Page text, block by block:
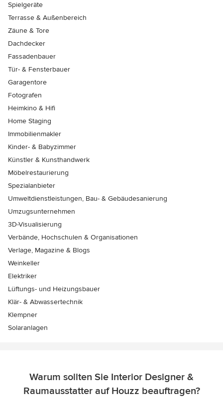
Spielgeräte
Terrasse & Außenbereich
Zäune & Tore
Dachdecker
Fassadenbauer
Tür- & Fensterbauer
Garagentore
Fotografen
Heimkino & Hifi
Home Staging
Immobilienmakler
Kinder- & Babyzimmer
Künstler & Kunsthandwerk
Möbelrestaurierung
Spezialanbieter
Umweltdienstleistungen, Bau- & Gebäudesanierung
Umzugsunternehmen
3D-Visualisierung
Verbände, Hochschulen & Organisationen
Verlage, Magazine & Blogs
Weinkeller
Elektriker
Lüftungs- und Heizungsbauer
Klär- & Abwassertechnik
Klempner
Solaranlagen
Warum sollten Sie Interior Designer &
Raumausstatter auf Houzz beauftragen?